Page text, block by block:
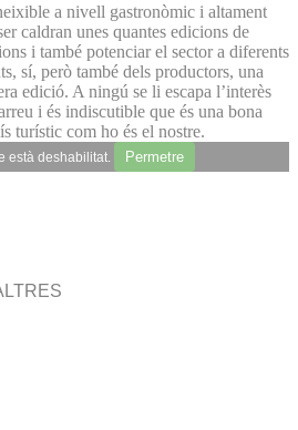
a nivell gastronòmic i altament
caldran unes quantes edicions de
i també potenciar el sector a diferents
sí, però també dels productors, una
edició. A ningú se li escapa l’interès
i és indiscutible que és una bona
turístic com ho és el nostre.
està deshabilitat. Permetre